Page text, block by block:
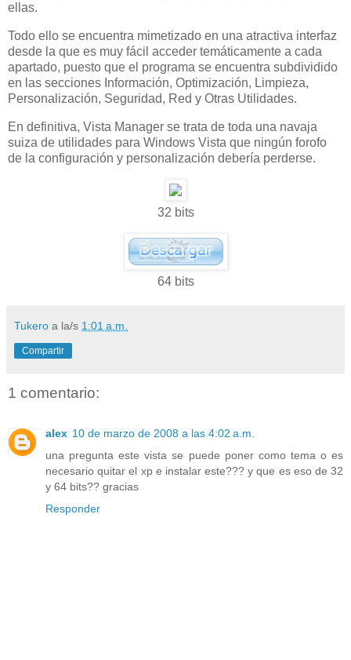
ellas.
Todo ello se encuentra mimetizado en una atractiva interfaz
desde la que es muy fácil acceder temáticamente a cada
apartado, puesto que el programa se encuentra subdividido
en las secciones Información, Optimización, Limpieza,
Personalización, Seguridad, Red y Otras Utilidades.
En definitiva, Vista Manager se trata de toda una navaja
suiza de utilidades para Windows Vista que ningún forofo
de la configuración y personalización debería perderse.
32 bits
64 bits
Tukero a la/s 1:01 a.m.
Compartir
1 comentario:
alex 10 de marzo de 2008 a las 4:02 a.m.
una pregunta este vista se puede poner como tema o es
necesario quitar el xp e instalar este??? y que es eso de 32
y 64 bits?? gracias
Responder